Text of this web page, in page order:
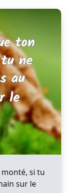
si tu
sur le